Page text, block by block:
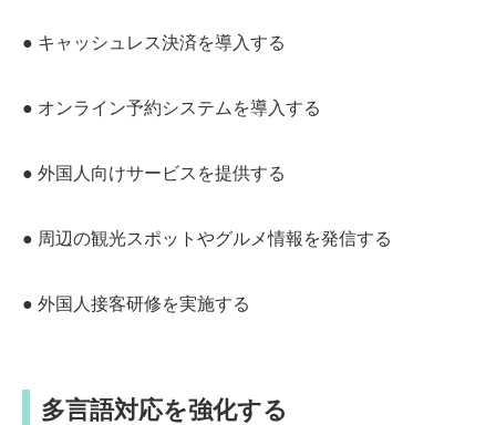
● キャッシュレス決済を導入する
● オンライン予約システムを導入する
● 外国人向けサービスを提供する
● 周辺の観光スポットやグルメ情報を発信する
● 外国人接客研修を実施する
多言語対応を強化する